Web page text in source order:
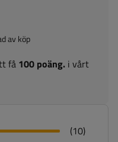
få 100 poäng. i vårt
av köp
(10)